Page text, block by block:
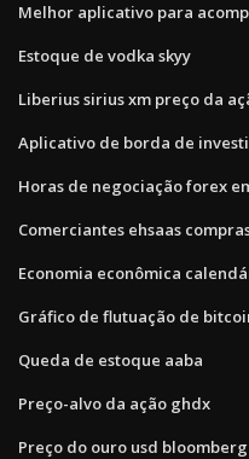
Melhor aplicativo para
Estoque de vodka skyy
Liberius sirius xm preço da
Aplicativo de borda de
Horas de negociação forex
Comerciantes ehsaas
Economia econômica
Gráfico de flutuação de
Queda de estoque aaba
Preço-alvo da ação ghdx
Preço do ouro usd bloomberg